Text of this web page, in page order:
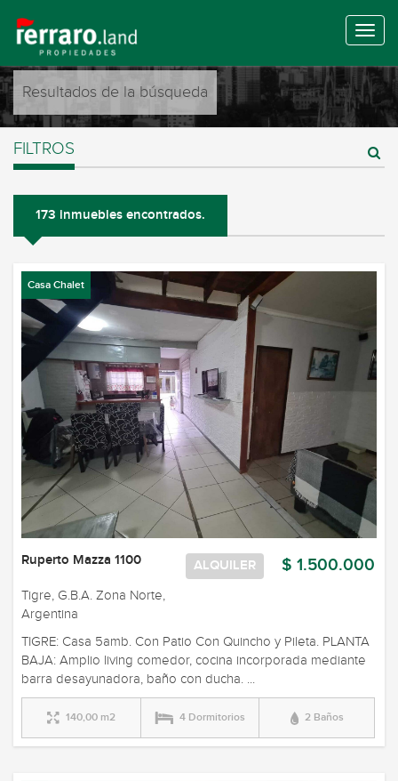
Resultados de la búsqueda
FILTROS
173 inmuebles encontrados.
Casa Chalet
$ 1.500.000
ALQUILER
Ruperto Mazza 1100
Tigre, G.B.A. Zona Norte,
Argentina
TIGRE: Casa 5amb. Con Patio Con Quincho y Pileta. PLANTA
BAJA: Amplio living comedor, cocina incorporada mediante
barra desayunadora, baño con ducha. ...
140,00 m2 4 Dormitorios 2 Baños